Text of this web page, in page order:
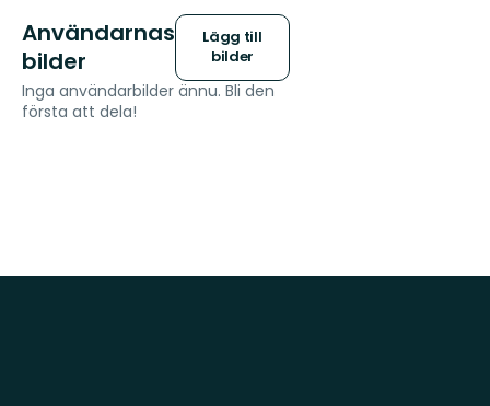
Användarnas
bilder
Lägg till
bilder
Inga användarbilder ännu. Bli den
första att dela!